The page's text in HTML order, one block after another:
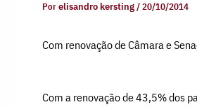
Porelisandro kersting/20/10/2014
Com renovação de Câmara e
Com a renovação de 43,5% dos